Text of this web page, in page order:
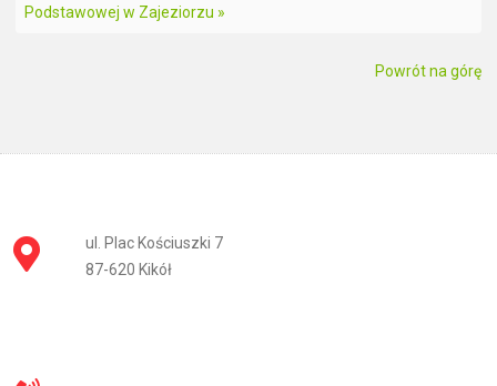
Podstawowej w Zajeziorzu »
Powrót na górę
ul. Plac Kościuszki 7
87-620 Kikół